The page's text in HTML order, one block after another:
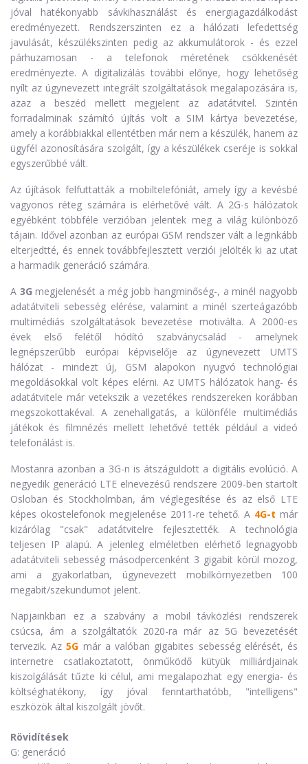
jóval hatékonyabb sávkihasználást és energiagazdálkodást
eredményezett. Rendszerszinten ez a hálózati lefedettség
javulását, készülékszinten pedig az akkumulátorok - és ezzel
párhuzamosan - a telefonok méretének csökkenését
eredményezte. A digitalizálás további előnye, hogy lehetőség
nyílt az úgynevezett integrált szolgáltatások megalapozására is,
azaz a beszéd mellett megjelent az adatátvitel. Szintén
forradalminak számító újítás volt a SIM kártya bevezetése,
amely a korábbiakkal ellentétben már nem a készülék, hanem az
ügyfél azonosítására szolgált, így a készülékek cseréje is sokkal
egyszerűbbé vált.
Az újítások felfuttatták a mobiltelefóniát, amely így a kevésbé
vagyonos réteg számára is elérhetővé vált. A 2G-s hálózatok
egyébként többféle verzióban jelentek meg a világ különböző
tájain. Idővel azonban az európai GSM rendszer vált a leginkább
elterjedtté, és ennek továbbfejlesztett verziói jelölték ki az utat
a harmadik generáció számára.
A 3G megjelenését a még jobb hangminőség-, a minél nagyobb
adatátviteli sebesség elérése, valamint a minél szerteágazóbb
multimédiás szolgáltatások bevezetése motiválta. A 2000-es
évek első felétől hódító szabványcsalád - amelynek
legnépszerűbb európai képviselője az úgynevezett UMTS
hálózat - mindezt új, GSM alapokon nyugvó technológiai
megoldásokkal volt képes elérni. Az UMTS hálózatok hang- és
adatátvitele már vetekszik a vezetékes rendszereken korábban
megszokottakéval. A zenehallgatás, a különféle multimédiás
játékok és filmnézés mellett lehetővé tették például a videó
telefonálást is.
Mostanra azonban a 3G-n is átszáguldott a digitális evolúció. A
negyedik generáció LTE elnevezésű rendszere 2009-ben startolt
Osloban és Stockholmban, ám véglegesítése és az első LTE
képes okostelefonok megjelenése 2011-re tehető. A 4G-t már
kizárólag "csak" adatátvitelre fejlesztették. A technológia
teljesen IP alapú. A jelenleg elméletben elérhető legnagyobb
adatátviteli sebesség másodpercenként 3 gigabit körül mozog,
ami a gyakorlatban, úgynevezett mobilkörnyezetben 100
megabit/szekundumot jelent.
Napjainkban ez a szabvány a mobil távközlési rendszerek
csúcsa, ám a szolgáltatók 2020-ra már az 5G bevezetését
tervezik. Az5G már a valóban gigabites sebesség elérését, és
internetre csatlakoztatott, önműködő kütyük milliárdjainak
kiszolgálását tűzte ki célul, ami megalapozhat egy energia- és
költséghatékony, így jóval fenntarthatóbb, "intelligens"
eszközök által kiszolgált jövőt.
Rövidítések
G: generáció